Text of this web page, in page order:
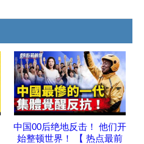
中国00后绝地反击！ 他们开
始整顿世界！ 【 热点最前